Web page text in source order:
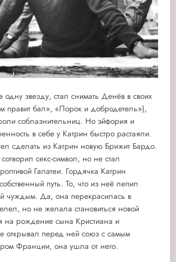
звезду, стал снимать Денёв в своих
правит бал», «Порок и добродетель»),
соблазнительниц. Но эйфория и
в себе у Катрин быстро растаяли.
сделать из Катрин новую Брижит Бардо.
секс-символ, но не стал
Галатеи. Гордячка Катрин
путь. То, что из неё лепил
чуждым. Да, она перекрасилась в
но не желала становиться новой
на рождение сына Кристиана и
открывал перед ней союз с самым
Франции, она ушла от него.